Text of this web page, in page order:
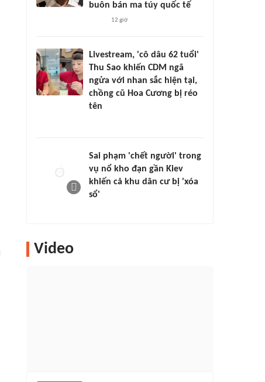
buôn bán ma túy quốc tế
12 giờ
Livestream, 'cô dâu 62 tuổi'
Thu Sao khiến CDM ngã
ngửa với nhan sắc hiện tại,
chồng cũ Hoa Cương bị réo
tên
Sai phạm 'chết người' trong
vụ nổ kho đạn gần Kiev
khiến cả khu dân cư bị 'xóa
sổ'
Video